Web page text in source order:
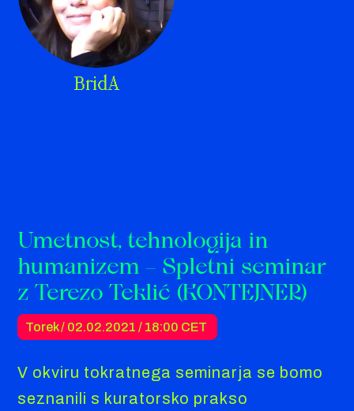
BridA
Umetnost, tehnologija in
humanizem – Spletni seminar
z Terezo Teklić (KONTEJNER)
Torek / 02.02.2021 / 18:00 CET
V okviru tokratnega seminarja se bomo
seznanili s kuratorsko prakso